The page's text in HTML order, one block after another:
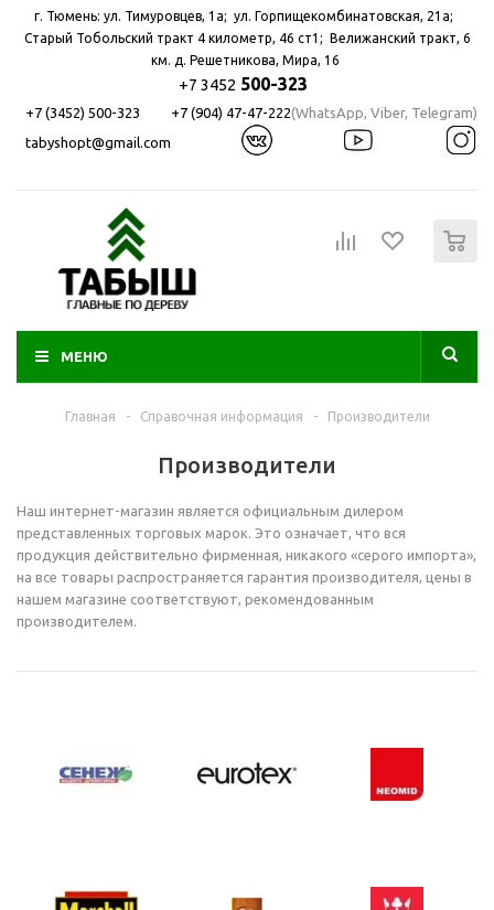
г. Тюмень: ул. Тимуровцев, 1а; ул. Горпищекомбинатовская, 21а; ​
Старый Тобольский тракт 4 километр, 46 ст1; Велижанский тракт, 6
км. д. Решетникова, Мира, 16
+7 3452 500-323
+7 (3452) 500-323 +7 (904) 47-47-222(WhatsApp, Viber, Telegram)
tabyshopt@gmail.com
МЕНЮ
Главная - Справочная информация - Производители
Производители
Наш интернет-магазин является официальным дилером
представленных торговых марок. Это означает, что вся
продукция действительно фирменная, никакого «серого импорта»,
на все товары распространяется гарантия производителя, цены в
нашем магазине соответствуют, рекомендованным
производителем.